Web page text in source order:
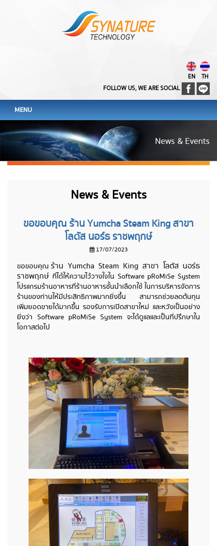
EN
TH
FOLLOW US, WE ARE SOCIAL
MENU
News & Events
News & Events
ขอขอบคุณ ร้าน Yumcha Steam King สาขา
โลตัส นอร์ธ ราชพฤกษ์
17/07/2023
ขอขอบคุณร้าน Yumcha Steam King สาขา โลตัส นอร์ธ
ราชพฤกษ์ ที่ได้ให้ความไว้วางใจใน Software pRoMiSe System
โปรแกรมร้านอาหารที่ร้านอาหารชั้นนำเลือกใช้ ในการบริหารจัดการ
ร้านของท่านให้มีประสิทธิภาพมากยิ่งขึ้น สามารถช่วยลดต้นทุน
เพิ่มยอดขายได้มากขึ้น รองรับการเปิดสาขาใหม่ และหวังเป็นอย่าง
ยิ่งว่า Software pRoMiSe System จะได้ดูแลและเป็นที่ปรึกษาใน
โอกาสต่อไป